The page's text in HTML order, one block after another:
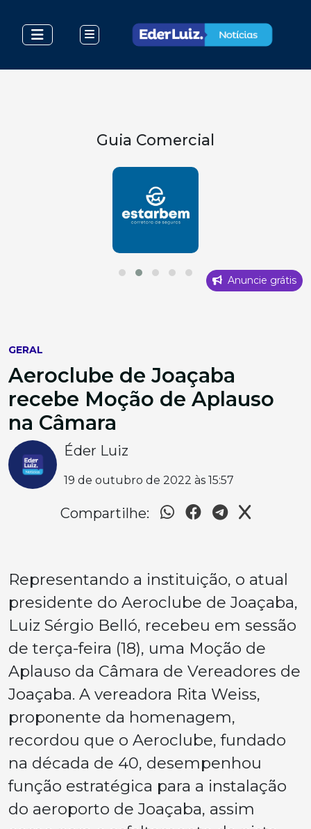
Guia Comercial
Anuncie grátis
GERAL
Aeroclube de Joaçaba
recebe Moção de Aplauso
na Câmara
Éder Luiz
19 de outubro de 2022 às 15:57
Compartilhe:
Representando a instituição, o atual
presidente do Aeroclube de Joaçaba,
Luiz Sérgio Belló, recebeu em sessão
de terça-feira (18), uma Moção de
Aplauso da Câmara de Vereadores de
Joaçaba. A vereadora Rita Weiss,
proponente da homenagem,
recordou que o Aeroclube, fundado
na década de 40, desempenhou
função estratégica para a instalação
do aeroporto de Joaçaba, assim